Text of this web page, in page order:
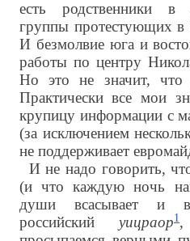
есть родственники в
группы протестующих в
И безмолвие юга и
работы по центру
Но это не значит, что
Практически все мои
крупицу информации с
(за исключением
не поддерживает
И не надо говорить,
(и что каждую ночь
души всасывает и
российскийуицраор1,